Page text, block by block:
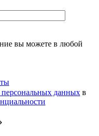
вы можете в любой
персональных данных в